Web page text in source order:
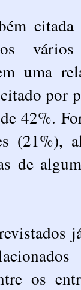
uma
por
42%.
(21%),
de
os